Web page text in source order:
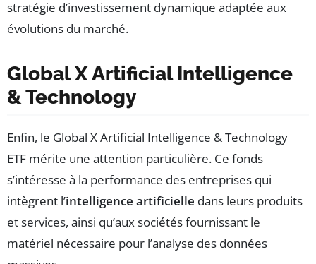
stratégie d’investissement dynamique adaptée aux
évolutions du marché.
Global X Artificial Intelligence
& Technology
Enfin, le Global X Artificial Intelligence & Technology
ETF mérite une attention particulière. Ce fonds
s’intéresse à la performance des entreprises qui
intègrent l’intelligence artificielle dans leurs produits
et services, ainsi qu’aux sociétés fournissant le
matériel nécessaire pour l’analyse des données